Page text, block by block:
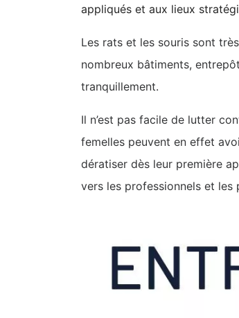
appliqués et aux lieux
Les rats et les souris sont
nombreux bâtiments,
tranquillement.
Il n’est pas facile de lutter
femelles peuvent en effet
dératiser dès leur première
vers les professionnels et les